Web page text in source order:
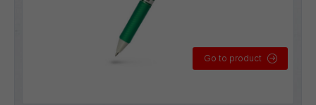
Go to product